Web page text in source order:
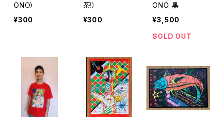
ONO）
¥300
茶!）
¥300
ONO 黒
¥3,500
SOLD OUT